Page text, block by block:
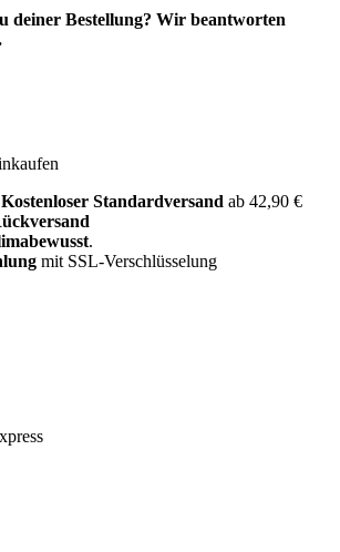
deiner Bestellung? Wir beantworten
Standardversand ab 42,90 €
.
mit SSL-Verschlüsselung